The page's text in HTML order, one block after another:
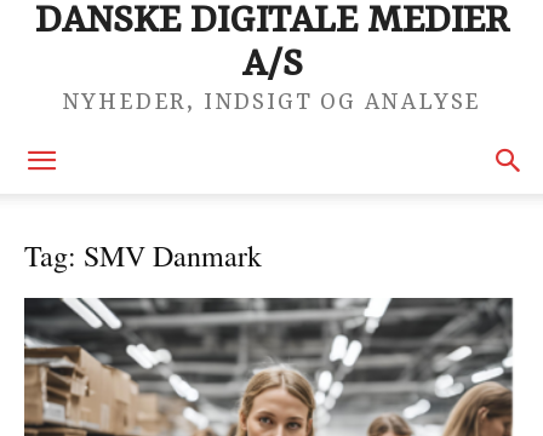
DANSKE DIGITALE MEDIER
A/S
NYHEDER, INDSIGT OG ANALYSE
Tag: SMV Danmark